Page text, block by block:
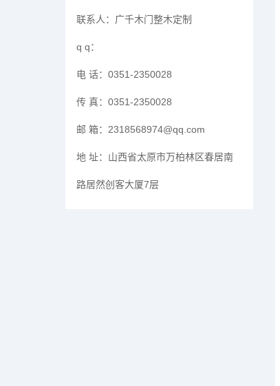
联系人： 广千木门整木定制
q q：
电 话： 0351-2350028
传 真： 0351-2350028
邮 箱： 2318568974@qq.com
地 址： 山西省太原市万柏林区春居南
路居然创客大厦7层